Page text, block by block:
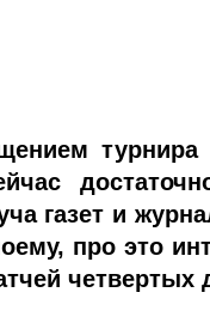
турнира
газет и
про это
четвертых